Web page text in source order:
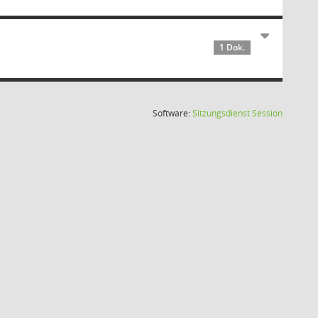
1 Dok.
Software:SitzungsdienstSession(Wird in